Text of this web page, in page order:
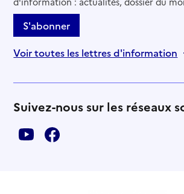
S'abonner
Voir toutes les lettres d'information
Suivez-nous sur les réseaux